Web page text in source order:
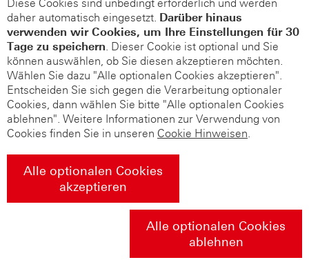
Diese Cookies sind unbedingt erforderlich und werden
daher automatisch eingesetzt. Darüber hinaus
verwenden wir Cookies, um Ihre Einstellungen für 30
Tage zu speichern. Dieser Cookie ist optional und Sie
können auswählen, ob Sie diesen akzeptieren möchten.
Wählen Sie dazu "Alle optionalen Cookies akzeptieren".
Entscheiden Sie sich gegen die Verarbeitung optionaler
Cookies, dann wählen Sie bitte "Alle optionalen Cookies
ablehnen". Weitere Informationen zur Verwendung von
Cookies finden Sie in unseren Cookie Hinweisen.
Alle optionalen Cookies
akzeptieren
Alle optionalen Cookies
ablehnen